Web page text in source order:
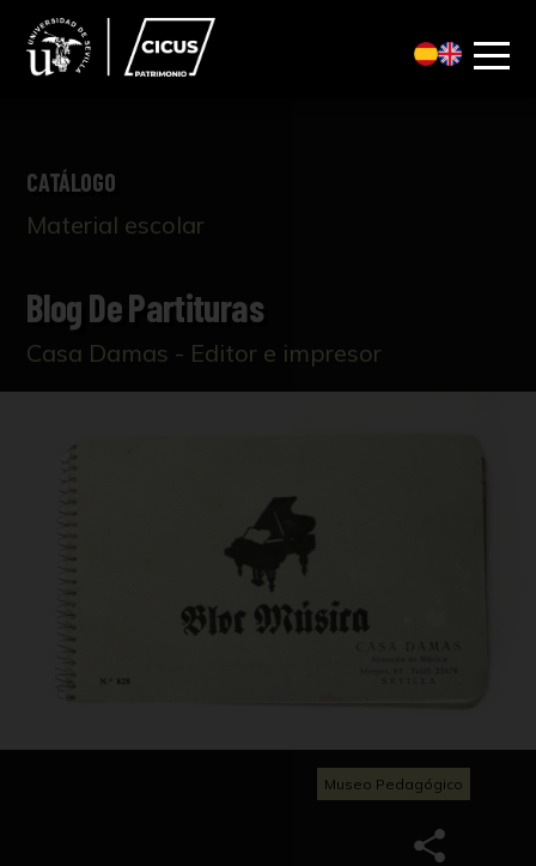
CATÁLOGO
Material escolar
Blog De Partituras
Casa Damas - Editor e impresor
Museo Pedagógico